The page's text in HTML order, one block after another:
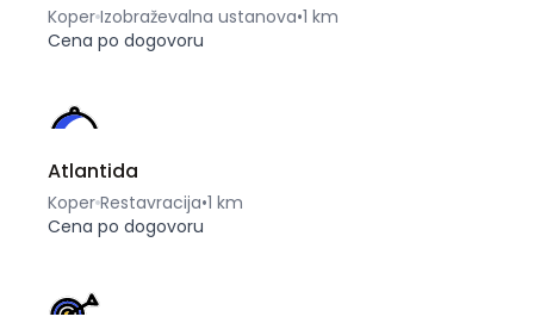
Koper Izobraževalna ustanova•1 km
Cena po dogovoru
Atlantida
Koper Restavracija•1 km
Cena po dogovoru